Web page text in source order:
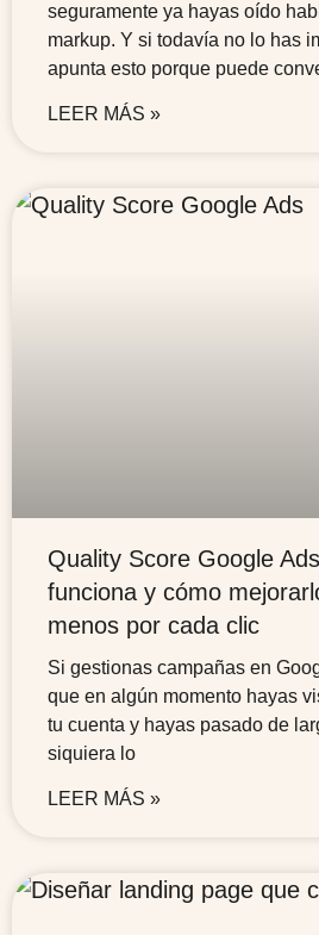
seguramente ya hayas oído
markup. Y si todavía no lo has
apunta esto porque puede
LEER MÁS »
Quality Score Google
funciona y cómo
menos por cada clic
Si gestionas campañas en
que en algún momento hayas
tu cuenta y hayas pasado de
siquiera lo
LEER MÁS »